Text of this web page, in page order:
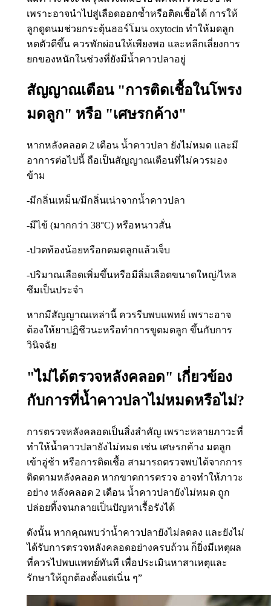
เพราะอาจนำไปสู่เลือดออกซ้ำหรือติดเชื้อได้ การให้
ลูกดูดนมช่วยกระตุ้นฮอร์โมน oxytocin ทำให้มดลูก
หดตัวดีขึ้น ควรพักผ่อนให้เพียงพอ และหลีกเลี่ยงการ
ยกของหนักในช่วงที่ยังมีน้ำคาวปลาอยู่
สัญญาณเตือน "การติดเชื้อในโพรง
มดลูก" หรือ "เศษรกค้าง"
หากหลังคลอด 2 เดือน น้ำคาวปลา ยังไม่หมด และมี
อาการต่อไปนี้ ถือเป็นสัญญาณเตือนที่ไม่ควรมอง
ข้าม
-มีกลิ่นเหม็น/มีกลิ่นเน่าจากน้ำคาวปลา
-มีไข้ (มากกว่า 38°C) หรือหนาวสั่น
-ปวดท้องน้อยหรือกดมดลูกแล้วเจ็บ
-ปริมาณเลือดเพิ่มขึ้นหรือมีลิ่มเลือดขนาดใหญ่/ไหล
ซึมเป็นประจำ
หากมีสัญญาณเหล่านี้ ควรรีบพบแพทย์ เพราะอาจ
ต้องให้ยาปฏิชีวนะหรือทำการขูดมดลูก ขึ้นกับการ
วินิจฉัย
"ไม่ได้ตรวจหลังคลอด" เกี่ยวข้อง
กับการที่น้ำคาวปลาไม่หมดหรือไม่?
การตรวจหลังคลอดเป็นสิ่งสำคัญ เพราะหลายภาวะที่
ทำให้น้ำคาวปลายังไม่หมด เช่น เศษรกค้าง มดลูก
เข้าอู่ช้า หรือการติดเชื้อ สามารถตรวจพบได้จากการ
ติดตามหลังคลอด หากขาดการตรวจ อาจทำให้ภาวะ
อย่าง หลังคลอด 2 เดือน น้ำคาวปลายังไม่หมด ถูก
ปล่อยทิ้งจนกลายเป็นปัญหาเรื้อรังได้
ดังนั้น หากคุณพบว่าน้ำคาวปลายังไม่ลดลง และยังไม่
ได้รับการตรวจหลังคลอดอย่างครบถ้วน ก็ยิ่งมีเหตุผล
ที่ควรไปพบแพทย์ทันที เพื่อประเมินหาสาเหตุและ
รักษาให้ถูกต้องตั้งแต่เนิ่น ๆ”